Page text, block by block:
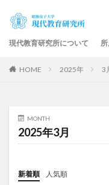
現代教育研究所について
HOME 2025年 3
MONTH
2025年3月
新着順 人気順